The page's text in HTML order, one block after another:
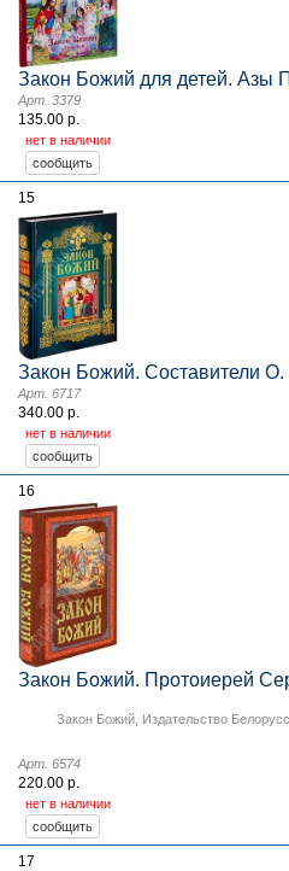
Закон Божий для детей. Азы
Арт. 3379
135.00 р.
нет в наличии
15
Закон Божий. Составители
Арт. 6717
340.00 р.
нет в наличии
16
Закон Божий. Протоиерей
Закон Божий Издательство
Арт. 6574
220.00 р.
нет в наличии
17